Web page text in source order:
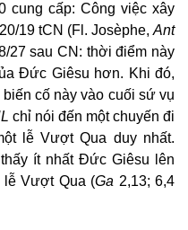
cung cấp: Công việc xây
19 tCN (Fl. Josèphe, Ant
27 sau CN: thời điểm này
Đức Giêsu hơn. Khi đó,
biến cố này vào cuối sứ vụ
chỉ nói đến một chuyến đi
lễ Vượt Qua duy nhất.
ít nhất Đức Giêsu lên
lễ Vượt Qua (Ga 2,13; 6,4